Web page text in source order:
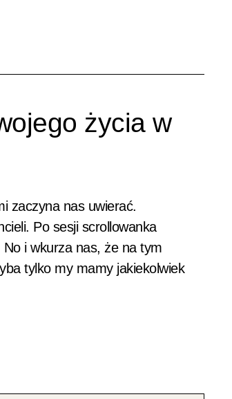
życia w
zaczyna nas uwierać.
Po sesji scrollowanka
i wkurza nas, że na tym
tylko my mamy jakiekolwiek